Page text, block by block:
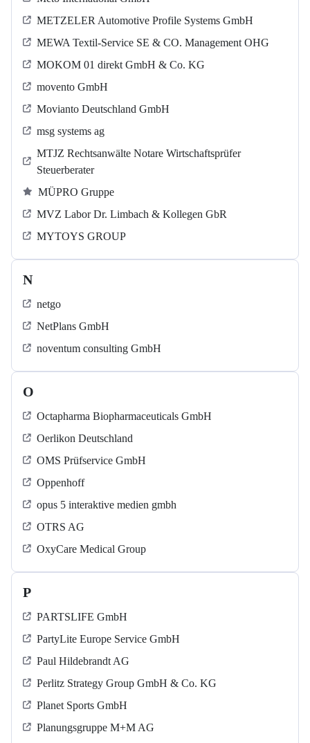
METZELER Automotive Profile Systems GmbH
MEWA Textil-Service SE & CO. Management OHG
MOKOM 01 direkt GmbH & Co. KG
movento GmbH
Movianto Deutschland GmbH
msg systems ag
MTJZ Rechtsanwälte Notare Wirtschaftsprüfer
Steuerberater
MÜPRO Gruppe
MVZ Labor Dr. Limbach & Kollegen GbR
MYTOYS GROUP
N
netgo
NetPlans GmbH
noventum consulting GmbH
O
Octapharma Biopharmaceuticals GmbH
Oerlikon Deutschland
OMS Prüfservice GmbH
Oppenhoff
opus 5 interaktive medien gmbh
OTRS AG
OxyCare Medical Group
P
PARTSLIFE GmbH
PartyLite Europe Service GmbH
Paul Hildebrandt AG
Perlitz Strategy Group GmbH & Co. KG
Planet Sports GmbH
Planungsgruppe M+M AG